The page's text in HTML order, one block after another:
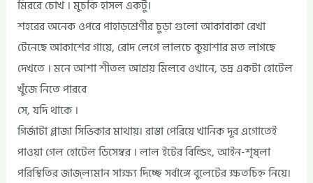
মিররে চোখ । মুচকি হাসল একটু।
শহরের অনেক ওপরে পাহাড়শ্রেণীর চুড়া গুলো আকাবাকা রেখা
টেনেছে আকাশের গায়ে, রোদ লেগে লালচে কুয়াশার মত লাগছে
দেখতে । মনে আশা শীতল আশ্রয় মিলবে ওখানে, ভদ্র একটা হোটেল
খুঁজে নিতে পারবে
সে, যদি থাকে ।
গির্জাটা প্লাজা সিভিকার মাথায়। রাস্তা পেরিয়ে খানিক দূর এগোতেই
পাওয়া গেল হোটেল ডিসেম্বর । লাল ইটের বিল্ডিং, আইন-শৃষ্লা
পরিস্থিতির জাজ্ল্যমান সাক্ষ্য দিচ্ছে সর্বাঙ্গে বুলেটের ক্ষতচিহ্ন নিয়ে।